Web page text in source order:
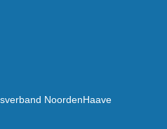
NoordenHaave